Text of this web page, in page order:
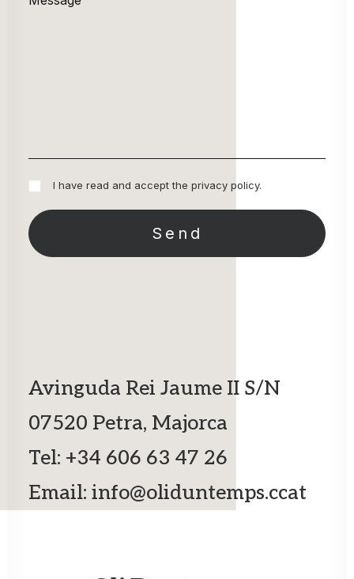
I have read and accept theprivacy policy.
Avinguda Rei Jaume II S/N
07520 Petra, Majorca
Tel: +34 606 63 47 26
Email: info@oliduntemps.ccat